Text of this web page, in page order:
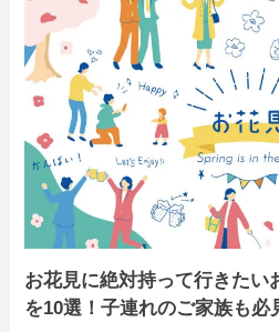
お花見に絶対持って行きたい
を10選！子連れのご家族も必